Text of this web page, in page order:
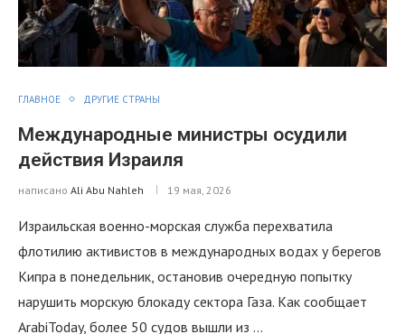
ГЛАВНОЕ ДРУГИЕ СТРАНЫ
Международные министры осудили
действия Израиля
написано Ali Abu Nahleh 19 мая, 2026
Израильская военно-морская служба перехватила
флотилию активистов в международных водах у берегов
Кипра в понедельник, остановив очередную попытку
нарушить морскую блокаду сектора Газа. Как сообщает
ArabiToday, более 50 судов вышли из …